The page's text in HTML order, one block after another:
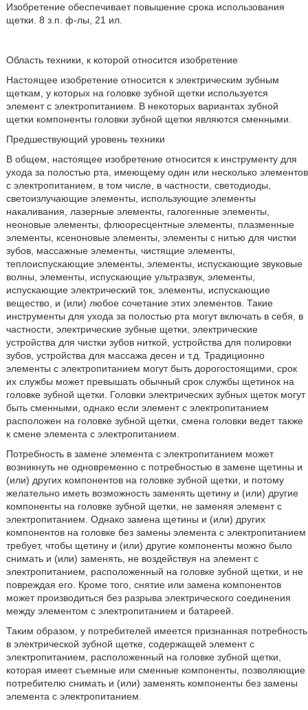
Изобретение обеспечивает повышение срока использования
щетки. 8 з.п. ф-лы, 21 ил.
Область техники, к которой относится изобретение
Настоящее изобретение относится к электрическим зубным
щеткам, у которых на головке зубной щетки используется
элемент с электропитанием. В некоторых вариантах зубной
щетки компоненты головки зубной щетки являются сменными.
Предшествующий уровень техники
В общем, настоящее изобретение относится к инструменту для
ухода за полостью рта, имеющему один или несколько элементов
с электропитанием, в том числе, в частности, светодиоды,
светоизлучающие элементы, использующие элементы
накаливания, лазерные элементы, галогенные элементы,
неоновые элементы, флюоресцентные элементы, плазменные
элементы, ксеноновые элементы, элементы с нитью для чистки
зубов, массажные элементы, чистящие элементы,
теплоиспускающие элементы, элементы, испускающие звуковые
волны, элементы, испускающие ультразвук, элементы,
испускающие электрический ток, элементы, испускающие
вещество, и (или) любое сочетание этих элементов. Такие
инструменты для ухода за полостью рта могут включать в себя, в
частности, электрические зубные щетки, электрические
устройства для чистки зубов ниткой, устройства для полировки
зубов, устройства для массажа десен и т.д. Традиционно
элементы с электропитанием могут быть дорогостоящими, срок
их службы может превышать обычный срок службы щетинок на
головке зубной щетки. Головки электрических зубных щеток могут
быть сменными, однако если элемент с электропитанием
расположен на головке зубной щетки, смена головки ведет также
к смене элемента с электропитанием.
Потребность в замене элемента с электропитанием может
возникнуть не одновременно с потребностью в замене щетины и
(или) других компонентов на головке зубной щетки, и потому
желательно иметь возможность заменять щетину и (или) другие
компоненты на головке зубной щетки, не заменяя элемент с
электропитанием. Однако замена щетины и (или) других
компонентов на головке без замены элемента с электропитанием
требует, чтобы щетину и (или) другие компоненты можно было
снимать и (или) заменять, не воздействуя на элемент с
электропитанием, расположенный на головке зубной щетки, и не
повреждая его. Кроме того, снятие или замена компонентов
может производиться без разрыва электрического соединения
между элементом с электропитанием и батареей.
Таким образом, у потребителей имеется признанная потребность
в электрической зубной щетке, содержащей элемент с
электропитанием, расположенный на головке зубной щетки,
которая имеет съемные или сменные компоненты, позволяющие
потребителю снимать и (или) заменять компоненты без замены
элемента с электропитанием.